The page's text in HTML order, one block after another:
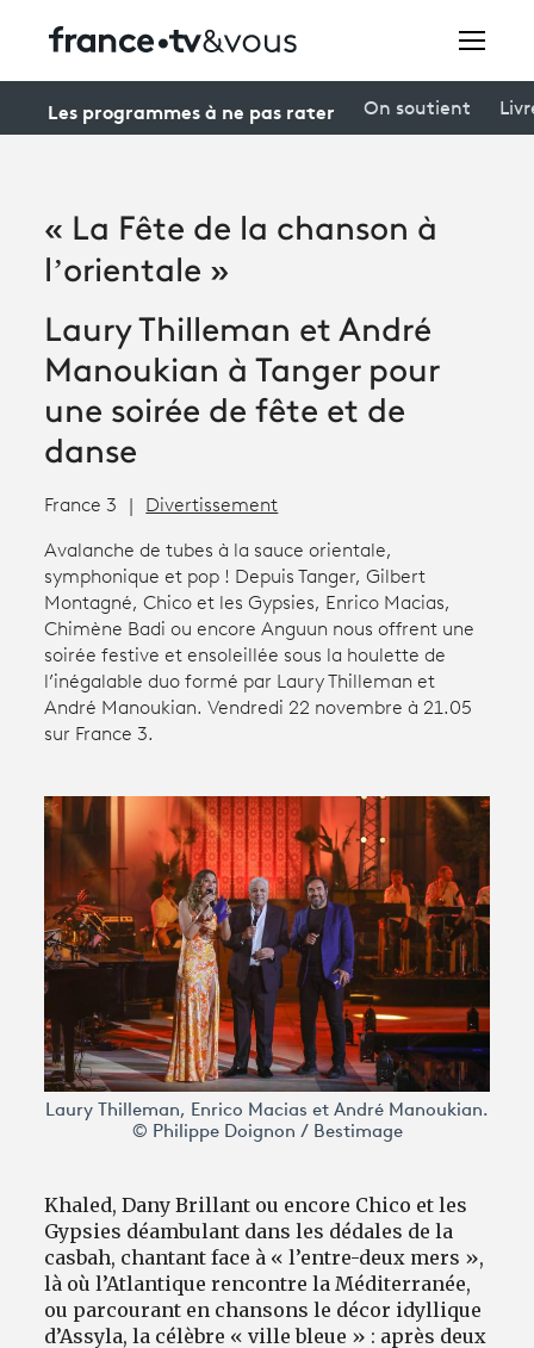
connexion
Avantages fidélité
Creators
Participer et assister à une émission
À votre écoute
Productions et innovation
Programme tv
Les programmes à ne pas rater On soutient
« La Fête de la chanson à
l’orientale »
Laury Thilleman et André
Manoukian à Tanger pour
une soirée de fête et de
danse
France 3 Divertissement
Avalanche de tubes à la sauce orientale,
symphonique et pop ! Depuis Tanger, Gilbert
Montagné, Chico et les Gypsies, Enrico Macias,
Chimène Badi ou encore Anguun nous offrent une
soirée festive et ensoleillée sous la houlette de
l’inégalable duo formé par Laury Thilleman et
André Manoukian. Vendredi 22 novembre à 21.05
sur France 3.
Laury Thilleman, Enrico Macias et André Manoukian.
© Philippe Doignon / Bestimage
Khaled, Dany Brillant ou encore Chico et les
Gypsies déambulant dans les dédales de la
casbah, chantant face à « l’entre-deux mers »,
là où l’Atlantique rencontre la Méditerranée,
ou parcourant en chansons le décor idyllique
d’Assyla, la célèbre « ville bleue » : après deux